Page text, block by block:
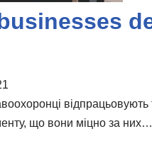
що вони міцно за них…